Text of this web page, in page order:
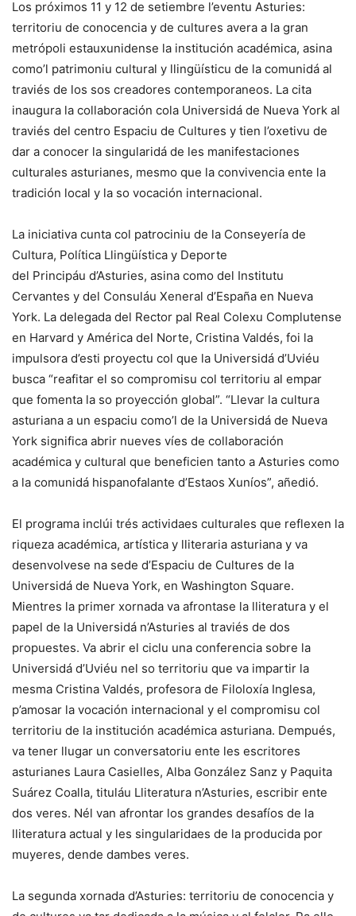
Los próximos 11 y 12 de setiembre l’eventu Asturies:
territoriu de conocencia y de cultures avera a la gran
metrópoli estauxunidense la institución académica, asina
como’l patrimoniu cultural y llingüísticu de la comunidá al
traviés de los sos creadores contemporaneos. La cita
inaugura la collaboración cola Universidá de Nueva York al
traviés del centro Espaciu de Cultures y tien l’oxetivu de
dar a conocer la singularidá de les manifestaciones
culturales asturianes, mesmo que la convivencia ente la
tradición local y la so vocación internacional.
La iniciativa cunta col patrociniu de la Conseyería de
Cultura, Política Llingüística y Deporte
del Principáu d’Asturies, asina como del Institutu
Cervantes y del Consuláu Xeneral d’España en Nueva
York. La delegada del Rector pal Real Colexu Complutense
en Harvard y América del Norte, Cristina Valdés, foi la
impulsora d’esti proyectu col que la Universidá d’Uviéu
busca “reafitar el so compromisu col territoriu al empar
que fomenta la so proyección global”. “Llevar la cultura
asturiana a un espaciu como’l de la Universidá de Nueva
York significa abrir nueves víes de collaboración
académica y cultural que beneficien tanto a Asturies como
a la comunidá hispanofalante d’Estaos Xuníos”, añedió.
El programa inclúi trés actividaes culturales que reflexen la
riqueza académica, artística y lliteraria asturiana y va
desenvolvese na sede d’Espaciu de Cultures de la
Universidá de Nueva York, en Washington Square.
Mientres la primer xornada va afrontase la lliteratura y el
papel de la Universidá n’Asturies al traviés de dos
propuestes. Va abrir el ciclu una conferencia sobre la
Universidá d’Uviéu nel so territoriu que va impartir la
mesma Cristina Valdés, profesora de Filoloxía Inglesa,
p’amosar la vocación internacional y el compromisu col
territoriu de la institución académica asturiana. Dempués,
va tener llugar un conversatoriu ente les escritores
asturianes Laura Casielles, Alba González Sanz y Paquita
Suárez Coalla, tituláu Lliteratura n’Asturies, escribir ente
dos veres. Nél van afrontar los grandes desafíos de la
lliteratura actual y les singularidaes de la producida por
muyeres, dende dambes veres.
La segunda xornada d’Asturies: territoriu de conocencia y